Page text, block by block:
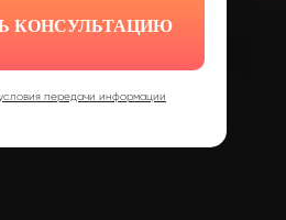
передачи информации
КОНСУЛЬТАЦИЮ